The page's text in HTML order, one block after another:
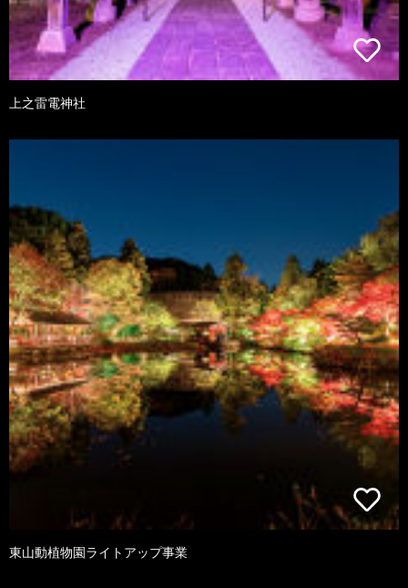
上之雷電神社
東山動植物園ライトアップ事業